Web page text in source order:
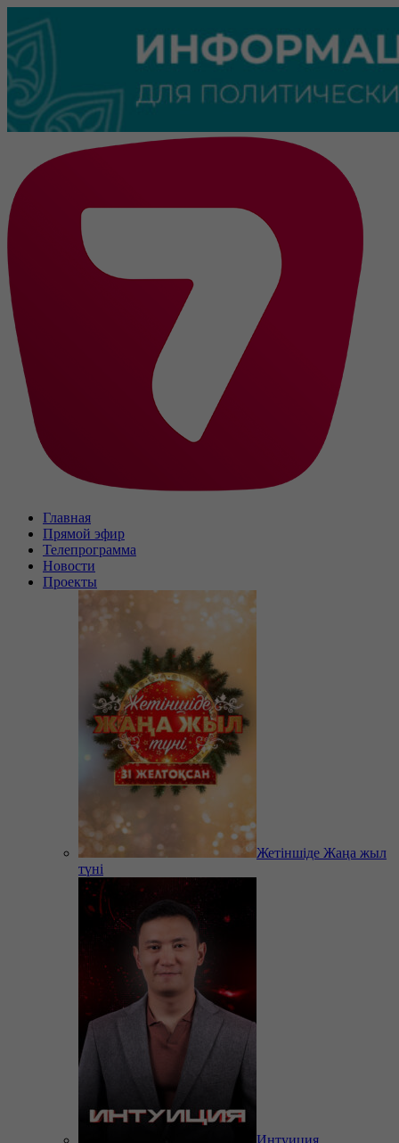
Главная
Прямой эфир
Телепрограмма
Новости
Проекты
Жетіншіде Жаңа жыл
түні
Интуиция